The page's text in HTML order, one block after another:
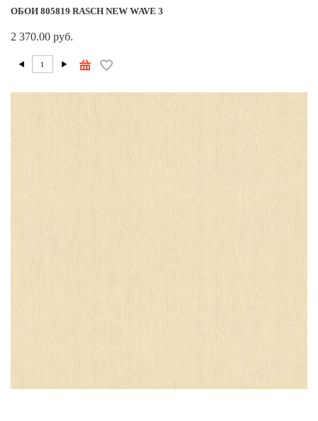
ОБОИ 805819 RASCH NEW WAVE 3
2 370.00 руб.